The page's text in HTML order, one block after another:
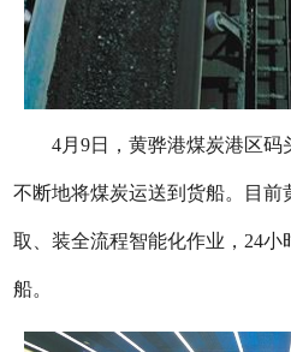
4月9日，黄骅港煤炭港区码
不断地将煤炭运送到货船。目前
取、装全流程智能化作业，24
船。